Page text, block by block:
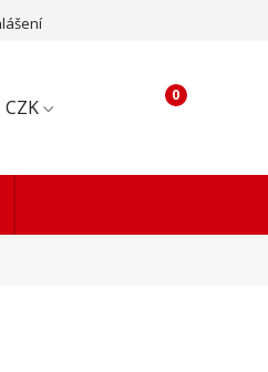
CZK
0